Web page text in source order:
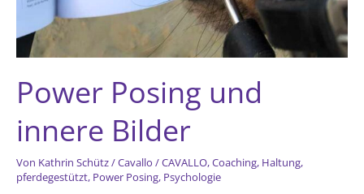
Power Posing und
innere Bilder
Von Kathrin Schütz/Cavallo /CAVALLO,Coaching, Haltung,
pferdegestützt, Power Posing, Psychologie